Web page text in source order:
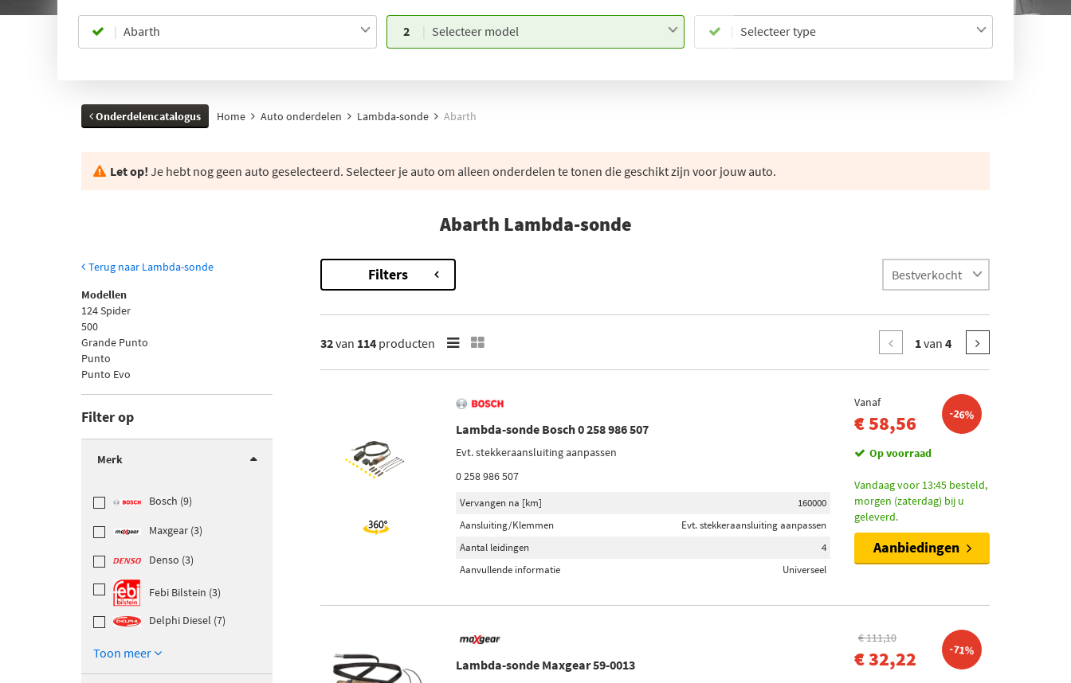
Abarth 2 Selecteer model Selecteer type
Onderdelencatalogus Home Auto onderdelen Lambda-sonde Abarth
Let op! Je hebt nog geen auto geselecteerd. Selecteer je auto om alleen onderdelen te tonen die geschikt zijn voor jouw auto.
Abarth Lambda-sonde
Terug naar Lambda-sonde
Modellen
124 Spider
500
Grande Punto
Punto
Punto Evo
Filter op
Merk
Bosch (9)
Maxgear (3)
Denso (3)
Febi Bilstein (3)
Delphi Diesel (7)
Toon meer
Filters
32van 114 producten 1van 4
Lambda-sonde Bosch 0 258 986 507
Evt. stekkeraansluiting aanpassen
0 258 986 507
Vervangen na [km]
160000
Aansluiting/Klemmen
Evt. stekkeraansluiting aanpassen
Aantal leidingen
4
Aanvullende informatie
Universeel
Vanaf
€ 58,56 -26%
Op voorraad
Vandaag voor 13:45 besteld,
morgen (zaterdag) bij u
geleverd.
Aanbiedingen
Lambda-sonde Maxgear 59-0013
€ 111,10
€ 32,22 -71%